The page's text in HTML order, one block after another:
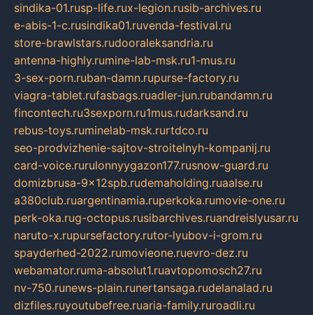
sindika-01.rusp-life.rux-legion.rusib-archives.ru
e-abis-1-c.rusindika01.ruvenda-festival.ru
store-brawlstars.rudooraleksandria.ru
antenna-highly.rumine-lab-msk.ru1-mus.ru
3-sex-porn.ruban-damn.rupurse-factory.ru
viagra-tablet.rufasbags.ruadler-jun.rubandamn.ru
fincontech.ru3sexporn.ru1mus.rudarksand.ru
rebus-toys.ruminelab-msk.rurtdco.ru
seo-prodvizhenie-sajtov-stroitelnyh-kompanij.ru
card-voice.rurulonnyygazon177.rusnow-guard.ru
domizbrusa-9x12spb.rudemaholding.ruaalse.ru
a380club.ruargentinamia.ruperkoka.rumovie-one.ru
perk-oka.rug-octopus.rusibarchives.ruandreislyusar.ru
naruto-x.rupursefactory.rutor-lyubov-i-grom.ru
spayderhed-2022.rumovieone.ruevro-dez.ru
webamator.ruma-absolut1.ruavtopomosch27.ru
nv-750.runews-plain.runertansaga.rudelanalad.ru
dizfiles.ruyoutubefree.ruaria-family.ruroadli.ru